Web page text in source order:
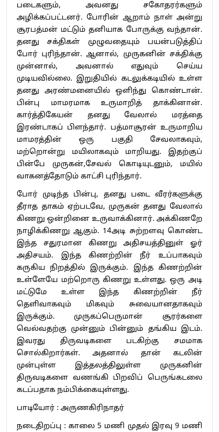
படைகளும், அவனது சகோதரர்களும்
அழிக்கப்பட்டனர். போரின் ஆறாம் நாள் அன்று
சூரபத்மன் மட்டும் தனியாக போருக்கு வந்தான்.
தனது சக்திகள் முழுவதையும் பயன்படுத்திப்
போர் புரிந்தான். ஆனால், முருகனின் சக்திக்கு
முன்னால், அவனால் எதுவும் செய்ய
முடியவில்லை. இறுதியில் கடலுக்கடியில் உள்ள
தனது அரண்மனையில் ஒளிந்து கொண்டான்.
பின்பு மாமரமாக உருமாறித் தாக்கினான்.
கார்த்திகேயன் தனது வேலால் மரத்தை
இரண்டாகப் பிளந்தார். பத்மாசூரன் உருமாறிய
மாமரத்தின் ஒரு பகுதி சேவலாகவும்,
மற்றொன்று மயிலாகவும் மாறியது. இதற்குப்
பின்பே முருகன்,சேவல் கொடியுடனும், மயில்
வாகனத்தோடும் காட்சி புரிந்தார்.
போர் முடிந்த பின்பு, தனது படை வீரர்களுக்கு
தீராத தாகம் ஏற்படவே, முருகன் தனது வேலால்
கிணறு ஒன்றினை உருவாக்கினார். அக்கிணறே
நாழிக்கிணறு ஆகும். 14அடி சுற்றளவு கொண்ட
இந்த சதுரமான கிணறு அதிசயத்தினுள் ஓர்
அதிசயம். இந்த கிணற்றின் நீர் உப்பாகவும்
கருகிய நிறத்தில் இருக்கும். இந்த கிணற்றின்
உள்ளேயே மற்றொரு கிணறு உள்ளது. ஒரு அடி
மட்டுமே உள்ள இந்த கிணற்றின் நீர்
தெளிவாகவும் மிகவும் சுவையானதாகவும்
இருக்கும். முருகப்பெருமான் சூரர்களை
வெல்வதற்கு முன்னும் பின்னும் தங்கிய இடம்.
இவரது திருவடிகளை படகிற்கு சமமாக
சொல்கிறார்கள். அதனால் தான் கடலின்
முன்புள்ள இத்தலத்திலுள்ள முருகனின்
திருவடிகளை வணங்கி பிறவிப் பெருங்கடலை
கடப்பதாக நம்பிக்கையுள்ளது.
பாடியோர் : அருணகிரிநாதர்
நடைதிறப்பு : காலை 5 மணி முதல் இரவு 9 மணி